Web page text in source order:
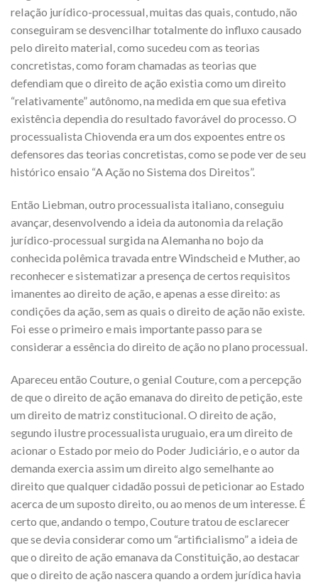
relação jurídico-processual, muitas das quais, contudo, não
conseguiram se desvencilhar totalmente do influxo causado
pelo direito material, como sucedeu com as teorias
concretistas, como foram chamadas as teorias que
defendiam que o direito de ação existia como um direito
“relativamente” autônomo, na medida em que sua efetiva
existência dependia do resultado favorável do processo. O
processualista Chiovenda era um dos expoentes entre os
defensores das teorias concretistas, como se pode ver de seu
histórico ensaio “A Ação no Sistema dos Direitos”.
Então Liebman, outro processualista italiano, conseguiu
avançar, desenvolvendo a ideia da autonomia da relação
jurídico-processual surgida na Alemanha no bojo da
conhecida polêmica travada entre Windscheid e Muther, ao
reconhecer e sistematizar a presença de certos requisitos
imanentes ao direito de ação, e apenas a esse direito: as
condições da ação, sem as quais o direito de ação não existe.
Foi esse o primeiro e mais importante passo para se
considerar a essência do direito de ação no plano processual.
Apareceu então Couture, o genial Couture, com a percepção
de que o direito de ação emanava do direito de petição, este
um direito de matriz constitucional. O direito de ação,
segundo ilustre processualista uruguaio, era um direito de
acionar o Estado por meio do Poder Judiciário, e o autor da
demanda exercia assim um direito algo semelhante ao
direito que qualquer cidadão possui de peticionar ao Estado
acerca de um suposto direito, ou ao menos de um interesse. É
certo que, andando o tempo, Couture tratou de esclarecer
que se devia considerar como um “artificialismo” a ideia de
que o direito de ação emanava da Constituição, ao destacar
que o direito de ação nascera quando a ordem jurídica havia